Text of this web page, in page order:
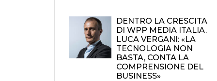
DENTRO LA CRESCITA
DI WPP MEDIA ITALIA.
LUCA VERGANI: «LA
TECNOLOGIA NON
BASTA, CONTA LA
COMPRENSIONE DEL
BUSINESS»